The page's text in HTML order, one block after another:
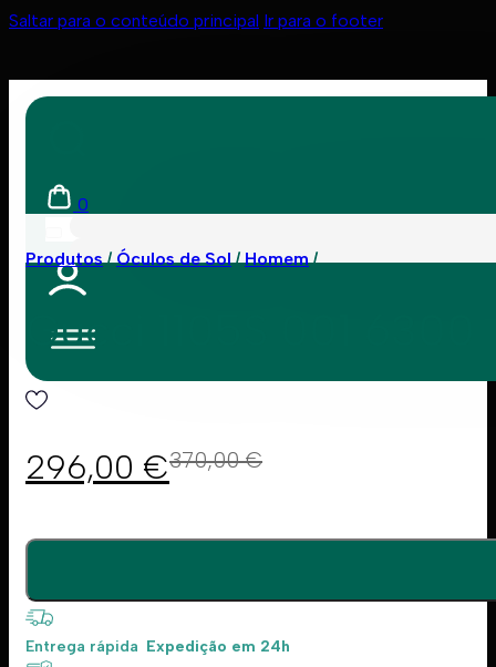
Saltar para o conteúdo principal Ir para o footer
0
Produtos Óculos de Sol Homem
Gucci 1105S 001 6300
370,00€
296,00 €
Entrega rápida Expedição em 24h